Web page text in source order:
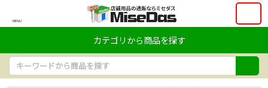
MENU
カテゴリから商品を探す